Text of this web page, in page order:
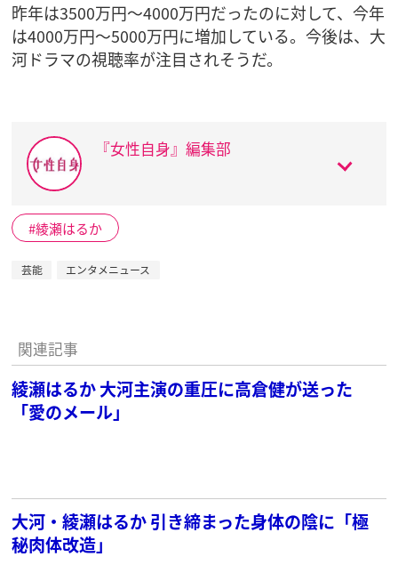
昨年は3500万円～4000万円だったのに対して、今年
は4000万円～5000万円に増加している。今後は、大
河ドラマの視聴率が注目されそうだ。
『女性自身』編集部
綾瀬はるか
芸能 エンタメニュース
関連記事
綾瀬はるか 大河主演の重圧に高倉健が送った
「愛のメール」
大河・綾瀬はるか 引き締まった身体の陰に「極
秘肉体改造」